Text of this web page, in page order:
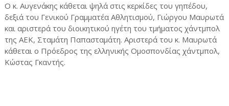
Ο κ. Αυγενάκης κάθεται ψηλά στις κερκίδες του γηπέδου,
δεξιά του Γενικού Γραμματέα Αθλητισμού, Γιώργου Μαυρωτά
και αριστερά του διοικητικού ηγέτη του τμήματος χάντμπολ
της ΑΕΚ, Σταμάτη Παπασταμάτη. Αριστερά του κ. Μαυρωτά
κάθεται ο Πρόεδρος της ελληνικής Ομoσπονδίας χάντμπολ,
Κώστας Γκαντής.